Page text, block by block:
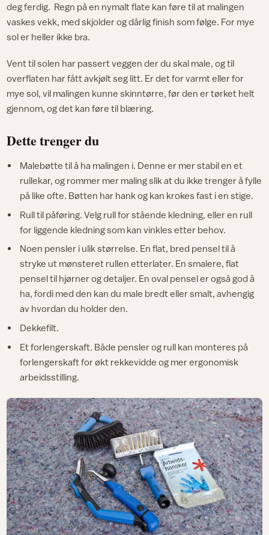
deg ferdig. Regn på en nymalt flate kan føre til at malingen
vaskes vekk, med skjolder og dårlig finish som følge. For mye
sol er heller ikke bra.
Vent til solen har passert veggen der du skal male, og til
overflaten har fått avkjølt seg litt. Er det for varmt eller for
mye sol, vil malingen kunne skinntørre, før den er tørket helt
gjennom, og det kan føre til blæring.
Dette trenger du
Malebøtte til å ha malingen i. Denne er mer stabil en et
rullekar, og rommer mer maling slik at du ikke trenger å fylle
på like ofte. Bøtten har hank og kan krokes fast i en stige.
Rull til påføring. Velg rull for stående kledning, eller en rull
for liggende kledning som kan vinkles etter behov.
Noen pensler i ulik størrelse. En flat, bred pensel til å
stryke ut mønsteret rullen etterlater. En smalere, flat
pensel til hjørner og detaljer. En oval pensel er også god å
ha, fordi med den kan du male bredt eller smalt, avhengig
av hvordan du holder den.
Dekkefilt.
Et forlengerskaft. Både pensler og rull kan monteres på
forlengerskaft for økt rekkevidde og mer ergonomisk
arbeidsstilling.